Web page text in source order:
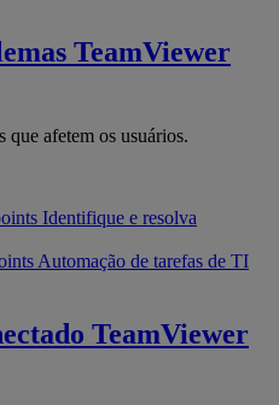
TeamViewer
que afetem os usuários.
Identifique e resolva
Automação de tarefas de TI
TeamViewer